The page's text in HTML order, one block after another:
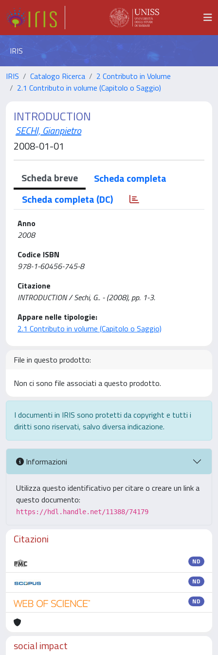
IRIS
IRIS Catalogo Ricerca
2 Contributo in Volume
2.1 Contributo in volume (Capitolo o Saggio)
INTRODUCTION
SECHI, Gianpietro
2008-01-01
Scheda breve
Scheda completa
Scheda completa (DC)
Anno
2008
Codice ISBN
978-1-60456-745-8
Citazione
INTRODUCTION / Sechi, G.. - (2008), pp. 1-3.
Appare nelle tipologie:
2.1 Contributo in volume (Capitolo o Saggio)
File in questo prodotto:
Non ci sono file associati a questo prodotto.
I documenti in IRIS sono protetti da copyright e tutti i
diritti sono riservati, salvo diversa indicazione.
Informazioni
Utilizza questo identificativo per citare o creare un link a
questo documento:
https://hdl.handle.net/11388/74179
Citazioni
ND
ND
ND
social impact